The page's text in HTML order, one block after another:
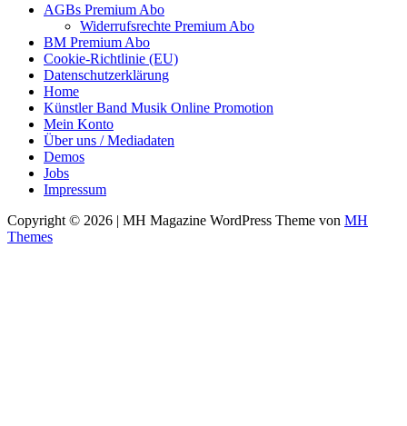
AGBs Premium Abo
Widerrufsrechte Premium Abo
BM Premium Abo
Cookie-Richtlinie (EU)
Datenschutzerklärung
Home
Künstler Band Musik Online Promotion
Mein Konto
Über uns / Mediadaten
Demos
Jobs
Impressum
Copyright © 2026 | MH Magazine WordPress Theme von MH
Themes